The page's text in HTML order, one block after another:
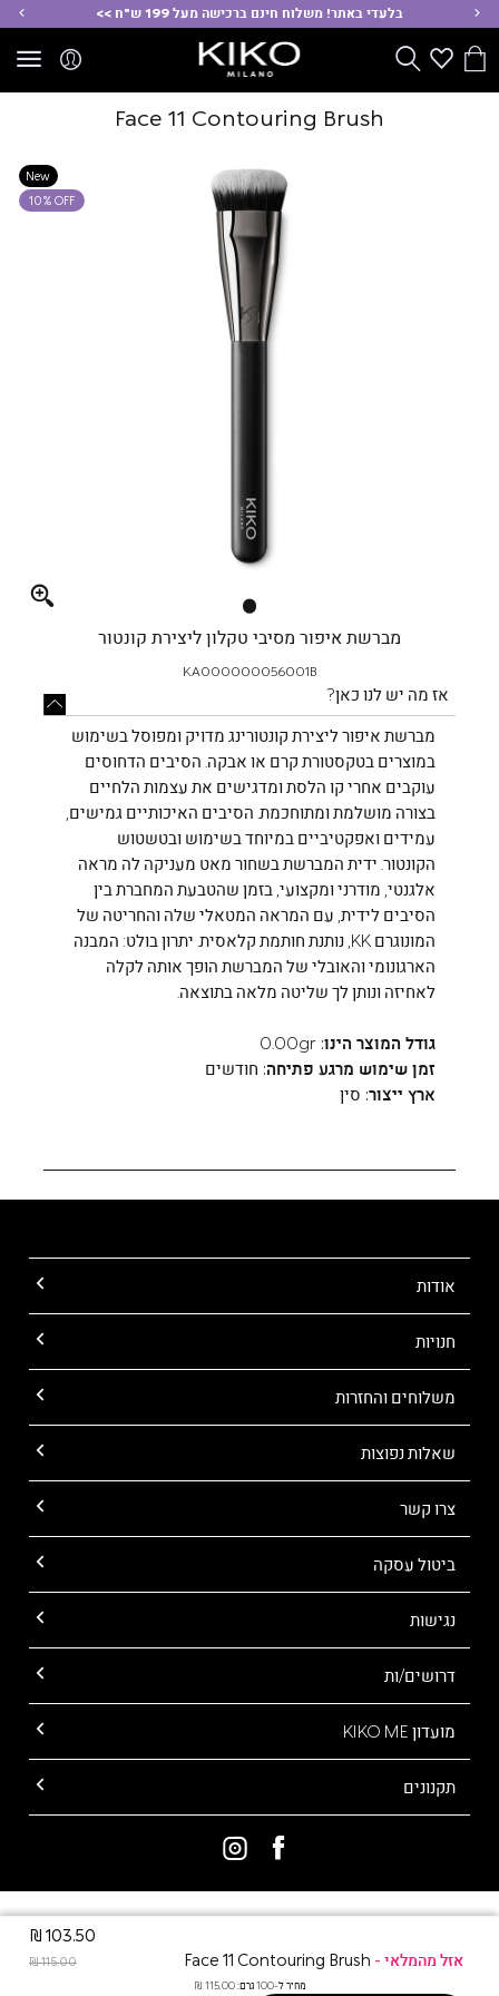
בלעדי באתר! משלוח חינם ברכישה מעל 199 ש"ח >>
הסל
Wishlistחפש
Full
New
10% OFF
Face 11 Contouring Brush
מברשת איפור מסיבי טקלון ליצירת קונטור
KA000000056001B
Face 11 Contouring Brush
103.50 ₪
115.00 ₪
מחיר ל-100 גרם: 115.00 ₪
אז מה יש לנו כאן?
מברשת איפור ליצירת קונטורינג מדויק ומפוסל בשימוש
במוצרים בטקסטורת קרם או אבקה. הסיבים הדחוסים
עוקבים אחרי קו הלסת ומדגישים את עצמות הלחיים
בצורה מושלמת ומתוחכמת. הסיבים האיכותיים גמישים,
עמידים ואפקטיביים במיוחד בשימוש ובטשטוש
הקונטור. ידית המברשת בשחור מאט מעניקה לה מראה
אלגנטי, מודרני ומקצועי, בזמן שהטבעת המחברת בין
הסיבים לידית, עם המראה המטאלי שלה והחריטה של
המונוגרם KK, נותנת חותמת קלאסית. יתרון בולט: המבנה
הארגונומי והאובלי של המברשת הופך אותה לקלה
לאחיזה ונותן לך שליטה מלאה בתוצאה.
גודל המוצר הינו:0.00gr
זמן שימוש מרגע פתיחה: חודשים
ארץ ייצור: סין
אודות
חנויות
משלוחים והחזרות
שאלות נפוצות
צרו קשר
ביטול עסקה
נגישות
דרושים/ות
מועדון KIKO ME
תקנונים